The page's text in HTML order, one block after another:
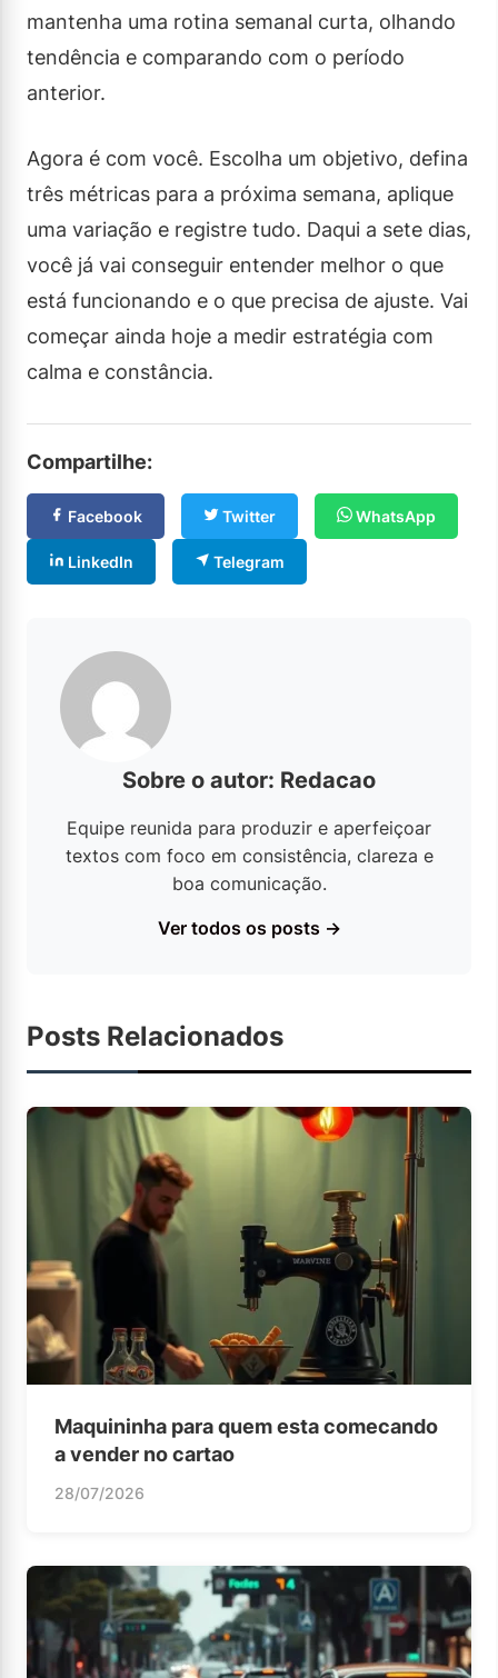
mantenha uma rotina semanal curta, olhando
tendência e comparando com o período
anterior.
Agora é com você. Escolha um objetivo, defina
três métricas para a próxima semana, aplique
uma variação e registre tudo. Daqui a sete dias,
você já vai conseguir entender melhor o que
está funcionando e o que precisa de ajuste. Vai
começar ainda hoje a medir estratégia com
calma e constância.
Compartilhe:
Facebook Twitter WhatsApp
LinkedIn Telegram
Sobre o autor: Redacao
Equipe reunida para produzir e aperfeiçoar
textos com foco em consistência, clareza e
boa comunicação.
Ver todos os posts →
Posts Relacionados
Maquininha para quem esta comecando
a vender no cartao
28/07/2026